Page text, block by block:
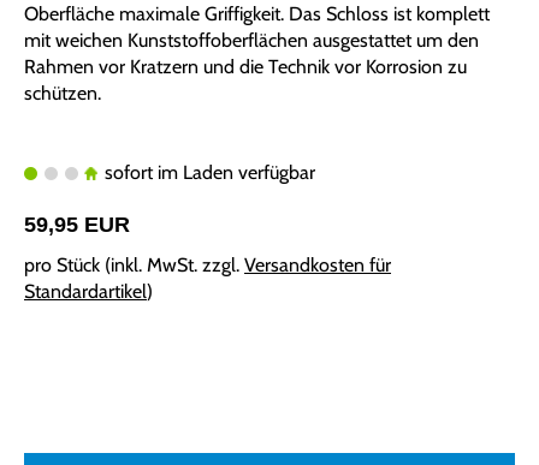
Oberfläche maximale Griffigkeit. Das Schloss ist komplett
mit weichen Kunststoffoberflächen ausgestattet um den
Rahmen vor Kratzern und die Technik vor Korrosion zu
schützen.
sofort im Laden verfügbar
59,95 EUR
pro Stück (inkl. MwSt. zzgl. Versandkosten für
Standardartikel)